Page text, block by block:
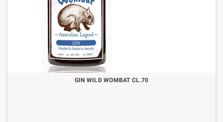
GIN WILD WOMBAT CL.70